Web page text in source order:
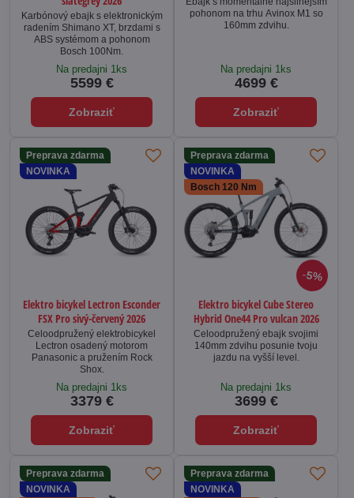
Karbónový ebajk s elektronickým
radením Shimano XT, brzdami s
ABS systémom a pohonom
Bosch 100Nm.
Na predajni 1ks
5599 €
Zobraziť
pohonom na trhu Avinox M1 so
160mm zdvihu.
Na predajni 1ks
4699 €
Zobraziť
Preprava zdarma
NOVINKA
Elektro bicykel Lectron Esconder
FSX Pro sivý-červený 2026
Celoodpružený elektrobicykel
Lectron osadený motorom
Panasonic a pružením Rock
Shox.
Na predajni 1ks
3379 €
Zobraziť
5%
Preprava zdarma
NOVINKA
Bosch 120 Nm
Elektro bicykel Cube Stereo
Hybrid One44 Pro vulcan 2026
Celoodpružený ebajk svojimi
140mm zdvihu posunie tvoju
jazdu na vyšší level.
Na predajni 1ks
3699 €
Zobraziť
Preprava zdarma
NOVINKA
Preprava zdarma
NOVINKA